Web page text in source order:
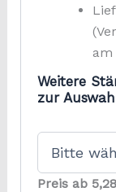
am
Weitere
zur
Preis ab